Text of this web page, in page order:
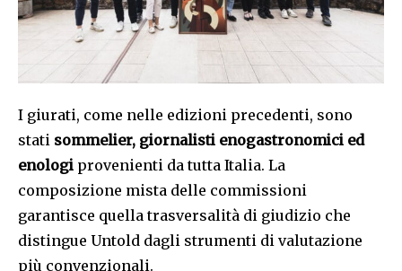
I giurati, come nelle edizioni precedenti, sono
stati sommelier, giornalisti enogastronomici ed
enologi provenienti da tutta Italia. La
composizione mista delle commissioni
garantisce quella trasversalità di giudizio che
distingue Untold dagli strumenti di valutazione
più convenzionali.